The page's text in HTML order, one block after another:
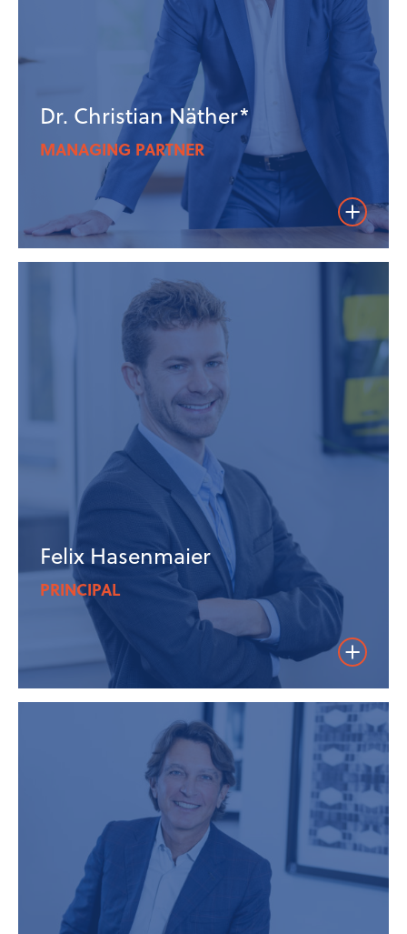
Dr. Christian Näther*
MANAGING PARTNER
Felix Hasenmaier
PRINCIPAL